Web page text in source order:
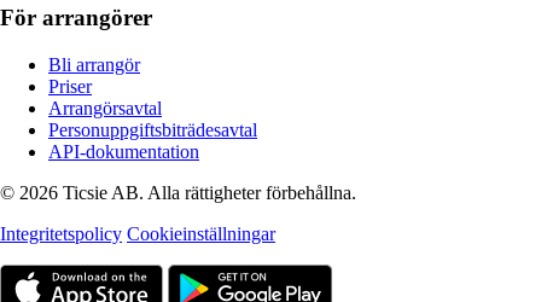
För arrangörer
Bli arrangör
Priser
Arrangörsavtal
Personuppgiftsbiträdesavtal
API-dokumentation
© 2026 Ticsie AB. Alla rättigheter förbehållna.
Integritetspolicy Cookieinställningar